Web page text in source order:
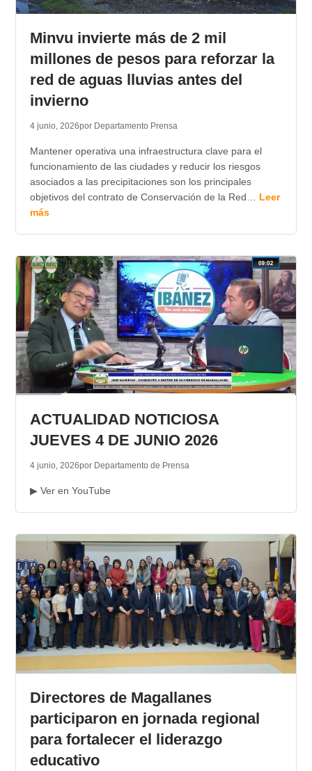
Minvu invierte más de 2 mil
millones de pesos para reforzar la
red de aguas lluvias antes del
invierno
4 junio, 2026por Departamento Prensa
Mantener operativa una infraestructura clave para el
funcionamiento de las ciudades y reducir los riesgos
asociados a las precipitaciones son los principales
objetivos del contrato de Conservación de la Red… Leer
más
ACTUALIDAD NOTICIOSA
JUEVES 4 DE JUNIO 2026
4 junio, 2026por Departamento de Prensa
▶ Ver en YouTube
Directores de Magallanes
participaron en jornada regional
para fortalecer el liderazgo
educativo